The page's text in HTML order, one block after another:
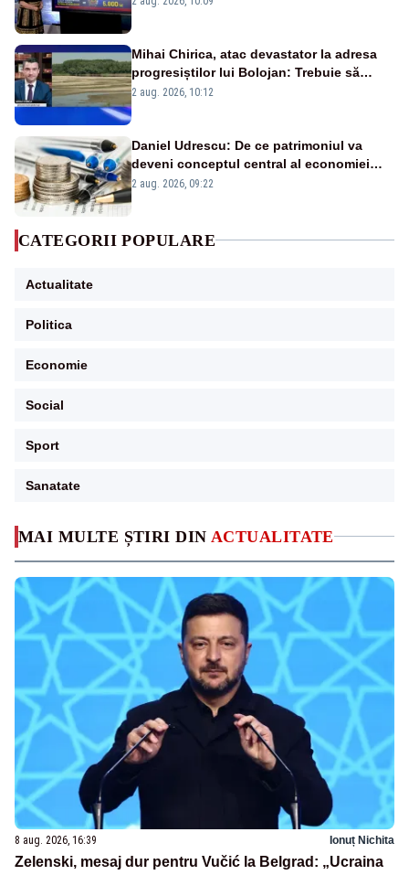
MAI MULTE ȘTIRI DIN ACTUALITATE
8 aug. 2026, 16:39 Ionuț Nichita
Zelenski, mesaj dur pentru Vučić la Belgrad: „Ucraina
Mihai Chirica, atac devastator la adresa
progresiștilor lui Bolojan: Trebuie să
protejăm și natura, dar nu șținem omaneii
2 aug. 2026, 10:12
Daniel Udrescu: De ce patrimoniul va
deveni conceptul central al economiei
viitoare?
2 aug. 2026, 09:22
CATEGORII POPULARE
Actualitate
Politica
Economie
Social
Sport
Sanatate